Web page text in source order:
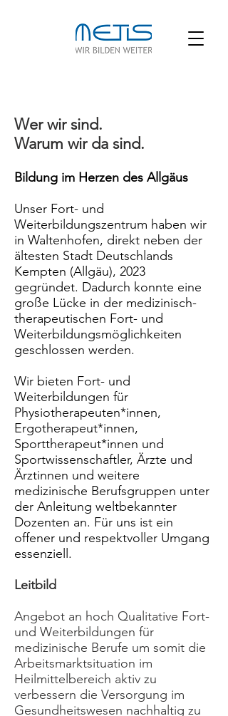
Wer wir sind.
Warum wir da sind.
Bildung im Herzen des Allgäus
Unser Fort- und
Weiterbildungszentrum haben wir
in Waltenhofen, direkt neben der
ältesten Stadt Deutschlands
Kempten (Allgäu), 2023
gegründet. Dadurch konnte eine
große Lücke in der medizinisch-
therapeutischen Fort- und
Weiterbildungsmöglichkeiten
geschlossen werden.
Wir bieten Fort- und
Weiterbildungen für
Physiotherapeuten*innen,
Ergotherapeut*innen,
Sporttherapeut*innen und
Sportwissenschaftler, Ärzte und
Ärztinnen und weitere
medizinische Berufsgruppen unter
der Anleitung weltbekannter
Dozenten an. Für uns ist ein
offener und respektvoller Umgang
essenziell.​
Leitbild
Angebot an hoch Qualitative Fort-
und Weiterbildungen für
medizinische Berufe um somit die
Arbeitsmarktsituation im
Heilmittelbereich aktiv zu
verbessern die Versorgung im
Gesundheitswesen nachhaltig zu